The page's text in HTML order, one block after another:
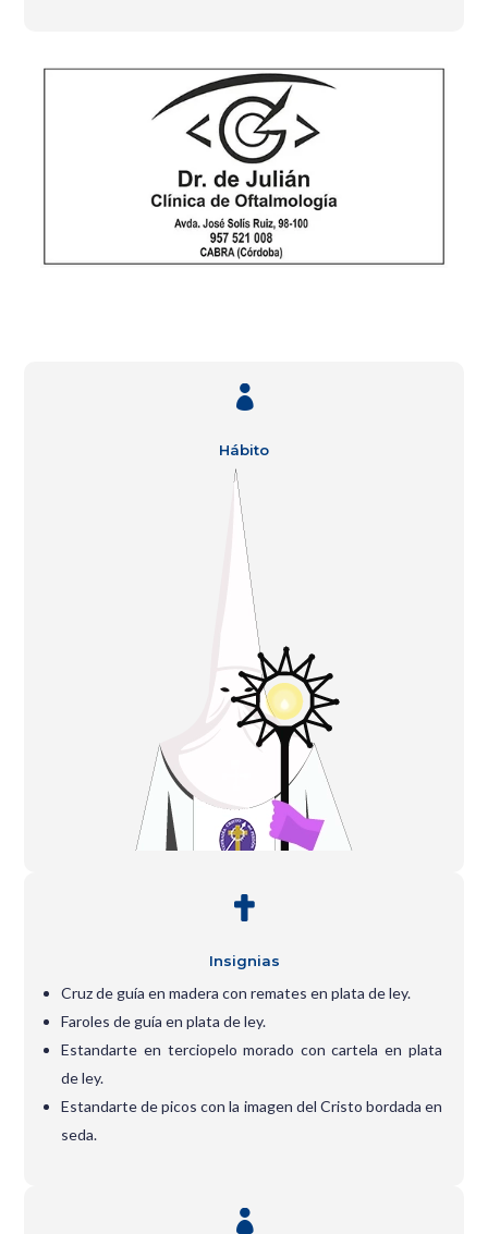

Hábito

Insignias
Cruz de guía en madera con remates en plata de ley.
Faroles de guía en plata de ley.
Estandarte en terciopelo morado con cartela en plata
de ley.
Estandarte de picos con la imagen del Cristo bordada en
seda.
